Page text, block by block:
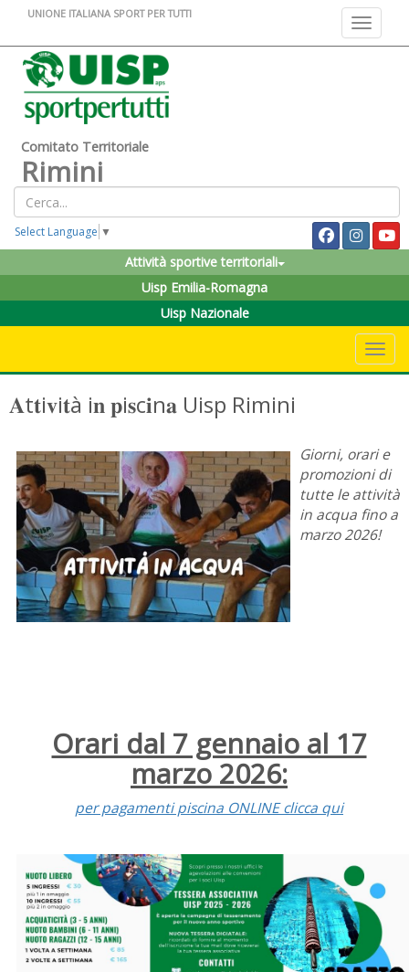
Toggle
UNIONE ITALIANA SPORT PER TUTTI
Comitato Territoriale
Rimini
Select Language ▼
Attività sportive territoriali
Uisp Emilia-Romagna
Uisp Nazionale
𝐀t𝐭i𝐯i𝐭à i𝐧 𝐩i𝐬c𝐢n𝐚 Uisp Rimini
Giorni, orari e
promozioni di
tutte le attività
in acqua fino a
marzo 2026!
Orari dal 7 gennaio al 17
marzo 2026:
per pagamenti piscina ONLINE clicca qui